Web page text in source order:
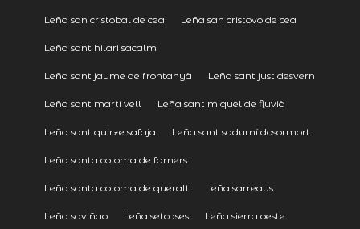
Leña san cristobal de cea Leña san cristovo de cea
Leña sant hilari sacalm
Leña sant jaume de frontanyà Leña sant just desvern
Leña sant martí vell Leña sant miquel de fluvià
Leña sant quirze safaja Leña sant sadurní dosormort
Leña santa coloma de farners
Leña santa coloma de queralt Leña sarreaus
Leña saviñao Leña setcases Leña sierra oeste